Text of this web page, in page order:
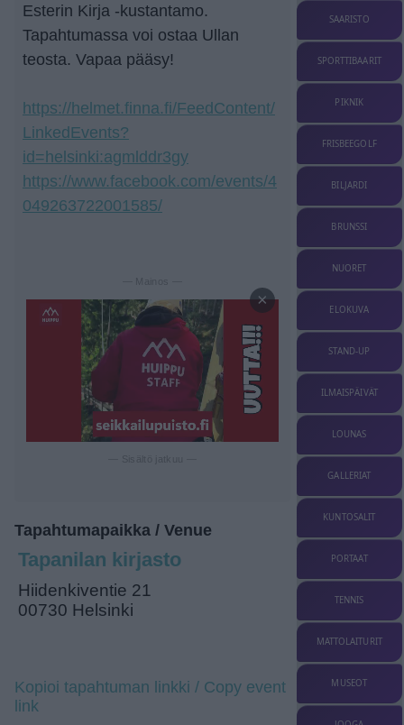
Esterin Kirja -kustantamo.
Tapahtumassa voi ostaa Ullan
teosta. Vapaa pääsy!
https://helmet.finna.fi/FeedContent/
LinkedEvents?
id=helsinki:agmlddr3gy
https://www.facebook.com/events/4
049263722001585/
— Mainos —
×
Tapahtumapaikka / Venue
Tapanilan kirjasto
Hiidenkiventie 21
00730 Helsinki
Kopioi tapahtuman linkki / Copy event
link
SAARISTO
SPORTTIBAARIT
PIKNIK
FRISBEEGOLF
BILJARDI
BRUNSSI
NUORET
ELOKUVA
STAND-UP
ILMAISPÄIVÄT
LOUNAS
GALLERIAT
KUNTOSALIT
PORTAAT
TENNIS
MATTOLAITURIT
MUSEOT